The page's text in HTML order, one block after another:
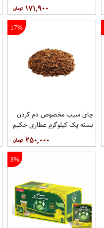
۱۷۱,۹۰۰
17%
چای سیب مخصوص دم کردن
بسته یک کیلوگرم عطاری حکیم
۲۵۰,۰۰۰
8%